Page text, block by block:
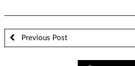
Previous Post